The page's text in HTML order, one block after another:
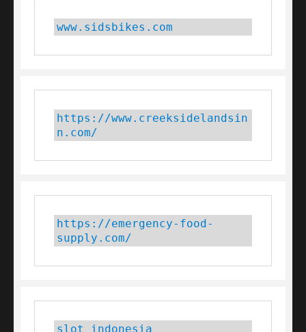
www.sidsbikes.com
https://www.creeksidelandsin
n.com/
https://emergency-food-
supply.com/
slot indonesia